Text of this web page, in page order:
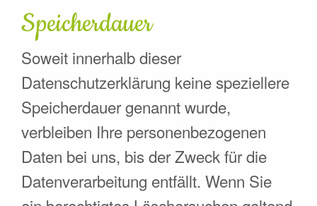
Speicherdauer
Soweit innerhalb dieser
Datenschutzerklärung keine speziellere
Speicherdauer genannt wurde,
verbleiben Ihre personenbezogenen
Daten bei uns, bis der Zweck für die
Datenverarbeitung entfällt. Wenn Sie